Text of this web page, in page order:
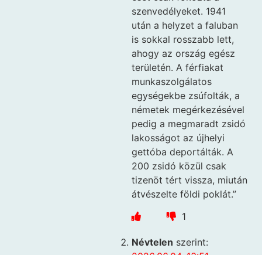
szenvedélyeket. 1941
után a helyzet a faluban
is sokkal rosszabb lett,
ahogy az ország egész
területén. A férfiakat
munkaszolgálatos
egységekbe zsúfolták, a
németek megérkezésével
pedig a megmaradt zsidó
lakosságot az újhelyi
gettóba deportálták. A
200 zsidó közül csak
tizenöt tért vissza, miután
átvészelte földi poklát.”
1
Névtelen szerint: